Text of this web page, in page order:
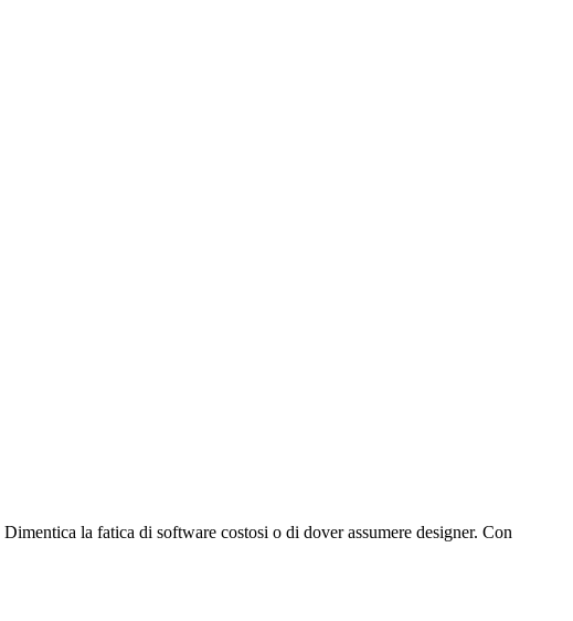
la fatica di software costosi o di dover assumere designer. Con